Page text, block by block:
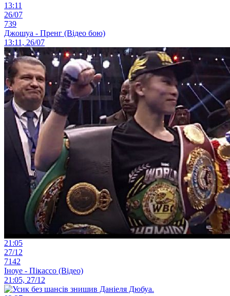
13:11
26/07
739
Джошуа - Пренг (Відео бою)
13:11, 26/07
21:05
27/12
7142
Іноуе - Пікассо (Відео)
21:05, 27/12